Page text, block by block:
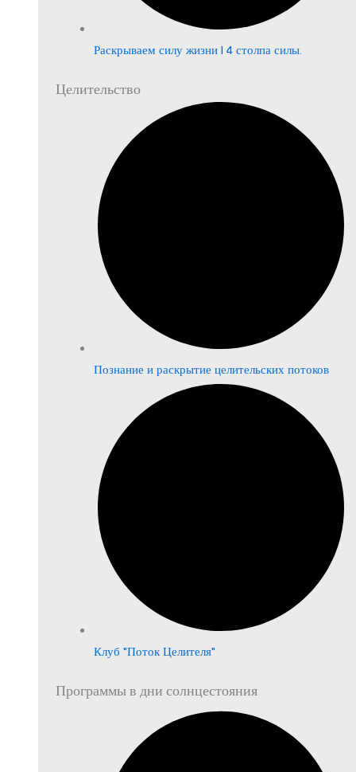
Раскрываем силу жизни | 4 столпа силы.
Целительство
Познание и раскрытие целительских потоков
Клуб "Поток Целителя"
Программы в дни солнцестояния